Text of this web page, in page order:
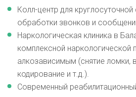
Колл-центр для
обработки звонков и
Наркологическая клиника в
комплексной наркологической
алкозависимым (снятие ломки,
кодирование и т.д.).
Современный